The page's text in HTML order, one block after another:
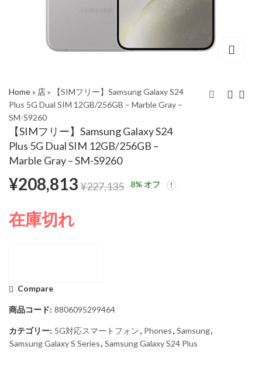
Home» 店»
【SIMフリー】Samsung Galaxy S24
Plus 5G Dual SIM 12GB/256GB – Marble Gray –
SM-S9260
【SIMフリー】Samsung Galaxy S24
Plus 5G Dual SIM 12GB/256GB –
Marble Gray – SM-S9260
【SIMフリー】
Gray – SM-S9260
【SIMフリー】
Yellow – SM-S9260
¥208,813 ¥227,135 8% オフ
在庫切れ
Compare
商品コード: 8806095299464
カテゴリー: 5G対応スマートフォン, Phones, Samsung,
Samsung Galaxy S Series, Samsung Galaxy S24 Plus